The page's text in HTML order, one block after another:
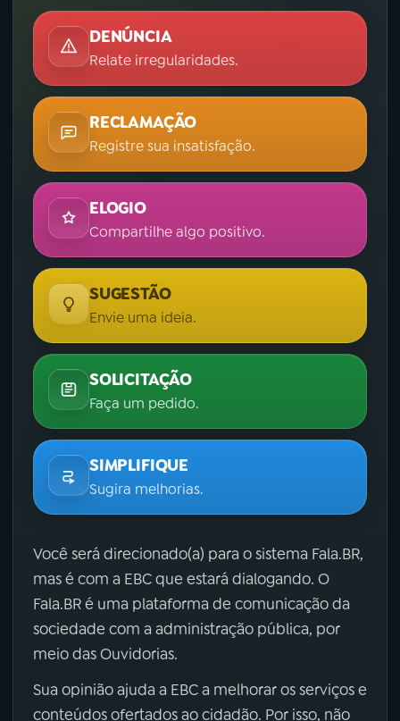
DENÚNCIA
Relate irregularidades.
RECLAMAÇÃO
Registre sua insatisfação.
ELOGIO
Compartilhe algo positivo.
SUGESTÃO
Envie uma ideia.
SOLICITAÇÃO
Faça um pedido.
SIMPLIFIQUE
Sugira melhorias.
Você será direcionado(a) para o sistema Fala.BR,
mas é com a EBC que estará dialogando. O
Fala.BR é uma plataforma de comunicação da
sociedade com a administração pública, por
meio das Ouvidorias.
Sua opinião ajuda a EBC a melhorar os serviços e
conteúdos ofertados ao cidadão. Por isso, não